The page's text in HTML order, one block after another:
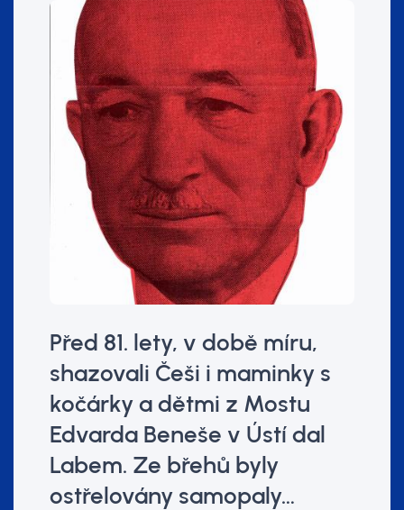
Před 81. lety, v době míru,
shazovali Češi i maminky s
kočárky a dětmi z Mostu
Edvarda Beneše v Ústí dal
Labem. Ze břehů byly
ostřelovány samopaly…